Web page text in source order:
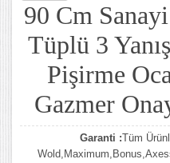
90 Cm
Tüplü 3
Pişirme
Gazmer
Garanti :Tüm